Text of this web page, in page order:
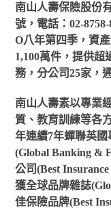
南山人壽保險股份
號， 電話：02-
Ο八年第四季，資
1,100萬件，提供超
務，分公司25家，
南山人壽素以專業
質、教育訓練等各
年連續7年蟬聯英
(Global Banking &
公司(Best
獲全球品牌雜誌
佳保險品牌(Best